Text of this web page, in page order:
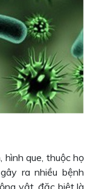
hình que, thuộc họ
ra nhiều bệnh
vật, đặc biệt là